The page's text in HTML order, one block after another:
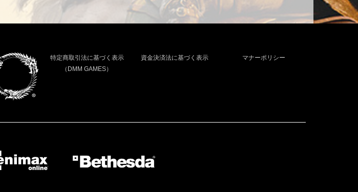
特定商取引法に基づく表示
（DMM GAMES）
資金決済法に基づく表示 マナーポリシー